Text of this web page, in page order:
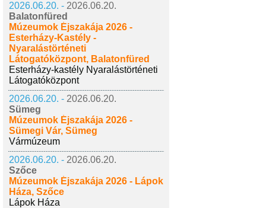
2026.06.20. - 2026.06.20.
Balatonfüred
Múzeumok Éjszakája 2026 -
Esterházy-Kastély -
Nyaralástörténeti
Látogatóközpont, Balatonfüred
Esterházy-kastély Nyaralástörténeti
Látogatóközpont
2026.06.20. - 2026.06.20.
Sümeg
Múzeumok Éjszakája 2026 -
Sümegi Vár, Sümeg
Vármúzeum
2026.06.20. - 2026.06.20.
Szőce
Múzeumok Éjszakája 2026 - Lápok
Háza, Szőce
Lápok Háza